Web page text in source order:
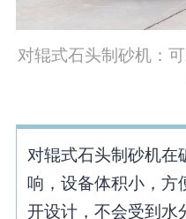
对辊式石头制砂机：
对辊式石头制砂机在
响，设备体积小，方
开设计，不会受到水